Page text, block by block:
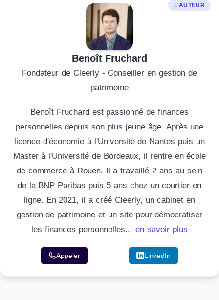
L'AUTEUR
Benoît Fruchard
Fondateur de Cleerly - Conseiller en gestion de
patrimoine
Benoît Fruchard est passionné de finances
personnelles depuis son plus jeune âge. Après une
licence d'économie à l'Université de Nantes puis un
Master à l'Université de Bordeaux, il rentre en école
de commerce à Rouen. Il a travaillé 2 ans au sein
de la BNP Paribas puis 5 ans chez un courtier en
ligne. En 2021, il a créé Cleerly, un cabinet en
gestion de patrimoine et un site pour démocratiser
les finances personnelles... en savoir plus
Appeler LinkedIn